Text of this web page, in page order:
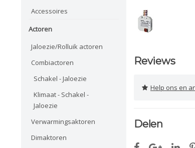
Accessoires
Actoren
Jaloezie/Rolluik actoren
Combiactoren
Schakel - Jaloezie
Klimaat - Schakel -
Jaloezie
Verwarmingsaktoren
Dimaktoren
Reviews
Help ons en
Delen